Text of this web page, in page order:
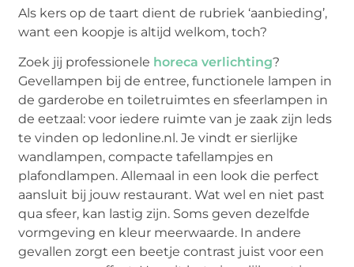
Als kers op de taart dient de rubriek ‘aanbieding’,
want een koopje is altijd welkom, toch?
Zoek jij professionele horeca verlichting?
Gevellampen bij de entree, functionele lampen in
de garderobe en toiletruimtes en sfeerlampen in
de eetzaal: voor iedere ruimte van je zaak zijn leds
te vinden op ledonline.nl. Je vindt er sierlijke
wandlampen, compacte tafellampjes en
plafondlampen. Allemaal in een look die perfect
aansluit bij jouw restaurant. Wat wel en niet past
qua sfeer, kan lastig zijn. Soms geven dezelfde
vormgeving en kleur meerwaarde. In andere
gevallen zorgt een beetje contrast juist voor een